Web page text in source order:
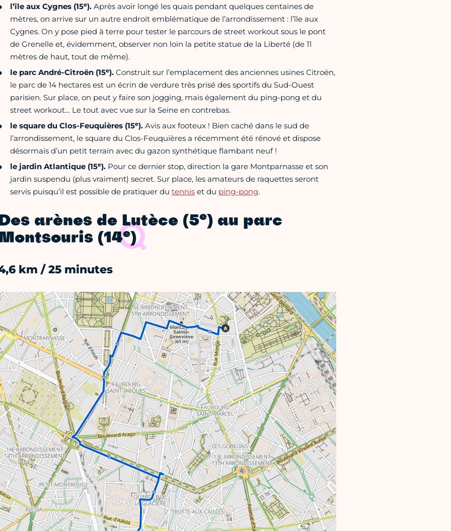
l’île aux Cygnes (15e). Après avoir longé les quais pendant quelques centaines de
mètres, on arrive sur un autre endroit emblématique de l’arrondissement : l’île aux
Cygnes. On y pose pied à terre pour tester le parcours de street workout sous le pont
de Grenelle et, évidemment, observer non loin la petite statue de la Liberté (de 11
mètres de haut, tout de même).
le parc André-Citroën (15e).Construit sur l’emplacement des anciennes usines Citroën,
le parc de 14 hectares est un écrin de verdure très prisé des sportifs du Sud-Ouest
parisien. Sur place, on peut y faire son jogging, mais également du ping-pong et du
street workout… Le tout avec vue sur la Seine en contrebas.
le square du Clos-Feuquières (15e).Avis aux footeux ! Bien caché dans le sud de
l’arrondissement, le square du Clos-Feuquières a récemment été rénové et dispose
désormais d’un petit terrain avec du gazon synthétique flambant neuf !
le jardin Atlantique (15e). Pour ce dernier stop, direction la gare Montparnasse et son
jardin suspendu (plus vraiment) secret. Sur place, les amateurs de raquettes seront
servis puisqu’il est possible de pratiquer du tenniset du ping-pong.
arènes de Lutèce (5e) au parc
(14e)
km / 25 minutes